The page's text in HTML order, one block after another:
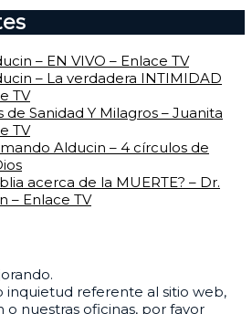
– EN VIVO – Enlace TV
– La verdadera INTIMIDAD
TV
de Sanidad Y Milagros – Juanita
TV
Alducin – 4 círculos de
acerca de la MUERTE? – Dr.
– Enlace TV
inquietud referente al sitio web,
nuestras oficinas, por favor